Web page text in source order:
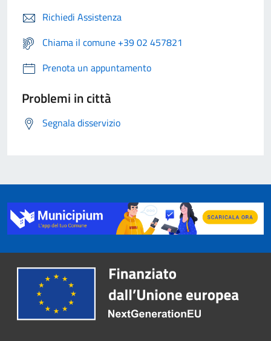
Richiedi Assistenza
Chiama il comune +39 02 457821
Prenota un appuntamento
Problemi in città
Segnala disservizio